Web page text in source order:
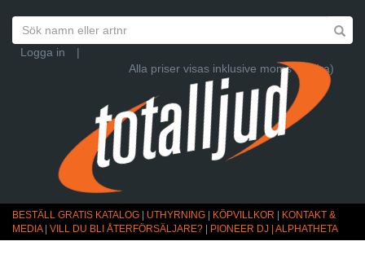
Logga in
|
Alla priser visas inklusive moms (Ändra)
BESTÄLL GRATIS KATALOG UTHYRNING KÖPVILLKOR
KONTAKT &
MEDIA| VILL DU BLI ÅTERFÖRSÄLJARE? PIONEER DJ | ALPHATHETA